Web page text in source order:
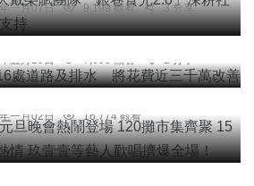
一月07日 9,199 觀看 3 分享
16處道路及排水 將花費近三千
五月19日 7,003 觀看 2 分享
眾追星熱情 玖壹壹等藝人歡唱
一月02日
16,774 觀看